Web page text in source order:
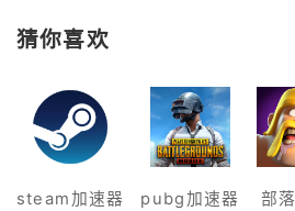
没有很拉跨
让我联想到
趣偏向社交
猜你喜欢
steam加速器 pubg加速器 部